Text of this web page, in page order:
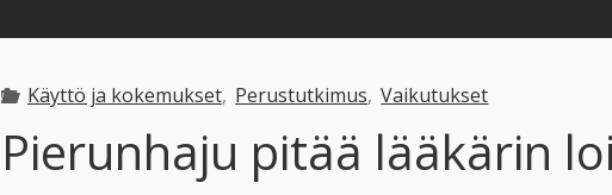
Käyttö ja kokemukset, Perustutkimus, Vaikutukset
Pierunhaju pitää lääkärin